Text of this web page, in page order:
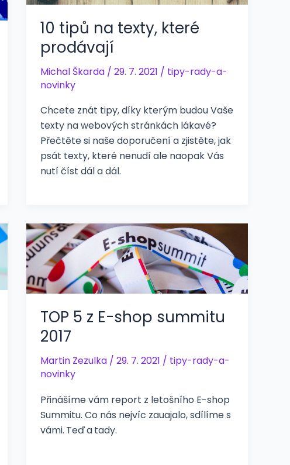
10 tipů na texty, které
prodávají
Michal Škarda /29. 7. 2021 / tipy-rady-a-
novinky
Chcete znát tipy, díky kterým budou Vaše
texty na webových stránkách lákavé?
Přečtěte si naše doporučení a zjistěte, jak
psát texty, které nenudí ale naopak Vás
nutí číst dál a dál.
TOP 5 z E-shop summitu
2017
Martin Zezulka /29. 7. 2021 / tipy-rady-a-
novinky
Přinášíme vám report z letošního E-shop
Summitu. Co nás nejvíc zauajalo, sdílíme s
vámi. Teď a tady.